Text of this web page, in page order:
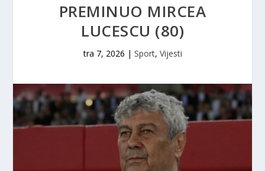
PREMINUO MIRCEA
LUCESCU (80)
tra 7, 2026 | Sport, Vijesti